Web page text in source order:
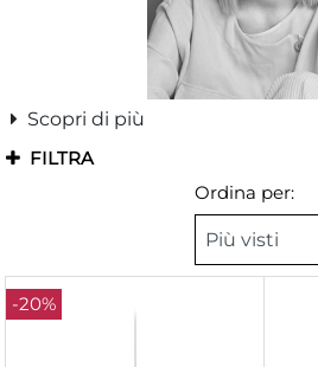
Scopri di più
FILTRA
Ordina per:
-20%